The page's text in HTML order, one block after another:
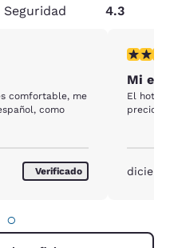
Seguridad 4.3
1 reseña
comfortable, me
como
Verificado
Mi
El hotel
precios
○